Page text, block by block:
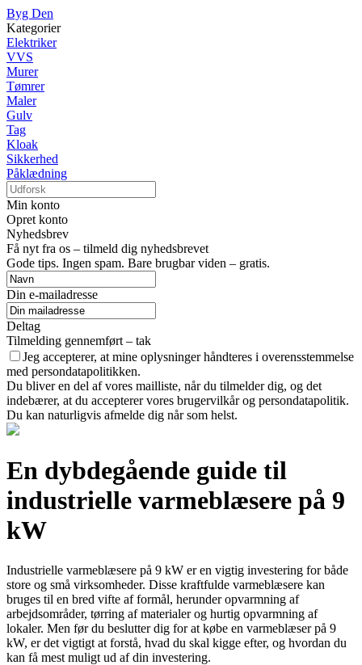
Byg Den
Kategorier
Elektriker
VVS
Murer
Tømrer
Maler
Gulv
Tag
Kloak
Sikkerhed
Påklædning
Min konto
Opret konto
Nyhedsbrev
Få nyt fra os – tilmeld dig nyhedsbrevet
Gode tips. Ingen spam. Bare brugbar viden – gratis.
Din e-mailadresse
Deltag
Tilmelding gennemført – tak
Jeg accepterer, at mine oplysninger håndteres i overensstemmelse
med persondatapolitikken.
Du bliver en del af vores mailliste, når du tilmelder dig, og det
indebærer, at du accepterer vores brugervilkår og persondatapolitik.
Du kan naturligvis afmelde dig når som helst.
En dybdegående guide til
industrielle varmeblæsere på 9
kW
Industrielle varmeblæsere på 9 kW er en vigtig investering for både
store og små virksomheder. Disse kraftfulde varmeblæsere kan
bruges til en bred vifte af formål, herunder opvarmning af
arbejdsområder, tørring af materialer og hurtig opvarmning af
lokaler. Men før du beslutter dig for at købe en varmeblæser på 9
kW, er det vigtigt at forstå, hvad du skal kigge efter, og hvordan du
kan få mest muligt ud af din investering.